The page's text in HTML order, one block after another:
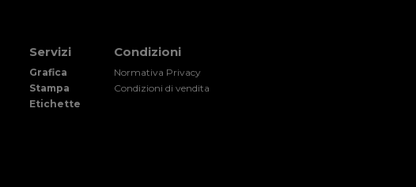
Servizi
Grafica
Stampa
Etichette
Condizioni
Normativa Privacy
Condizioni di vendita